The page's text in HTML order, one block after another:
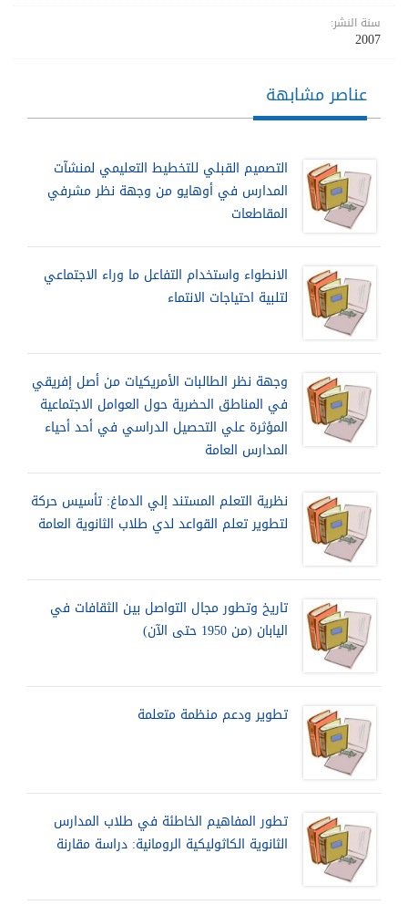
سنة النشر:
2007
عناصر مشابهة
التصميم القبلي للتخطيط التعليمي لمنشآت
المدارس في أوهايو من وجهة نظر مشرفي
المقاطعات
الانطواء واستخدام التفاعل ما وراء الاجتماعي
لتلبية احتياجات الانتماء
وجهة نظر الطالبات الأمريكيات من أصل إفريقي
في المناطق الحضرية حول العوامل الاجتماعية
المؤثرة علي التحصيل الدراسي في أحد أحياء
المدارس العامة
نظرية التعلم المستند إلي الدماغ: تأسيس حركة
لتطوير تعلم القواعد لدي طلاب الثانوية العامة
تاريخ وتطور مجال التواصل بين الثقافات في
اليابان (من 1950 حتى الآن)
تطوير ودعم منظمة متعلمة
تطور المفاهيم الخاطئة في طلاب المدارس
الثانوية الكاثوليكية الرومانية: دراسة مقارنة